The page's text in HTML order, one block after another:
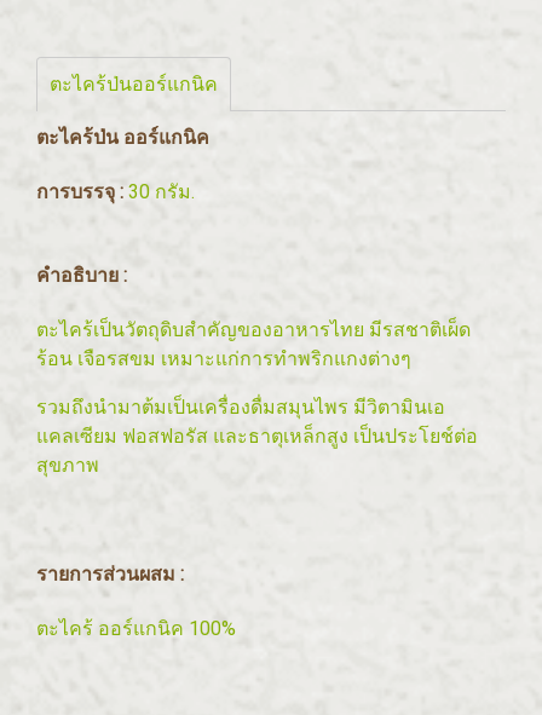
ตะไคร้ป่นออร์แกนิค
ตะไคร้ป่น ออร์แกนิค
การบรรจุ : 30 กรัม.
คำอธิบาย :
ตะไคร้เป็นวัตถุดิบสำคัญของอาหารไทย มีรสชาติเผ็ด
ร้อน เจือรสขม เหมาะแก่การทำพริกแกงต่างๆ
รวมถึงนำมาต้มเป็นเครื่องดื่มสมุนไพร มีวิตามินเอ
แคลเซียม ฟอสฟอรัส และธาตุเหล็กสูง เป็นประโยช์ต่อ
สุขภาพ
รายการส่วนผสม :
ตะไคร้ ออร์แกนิค 100%